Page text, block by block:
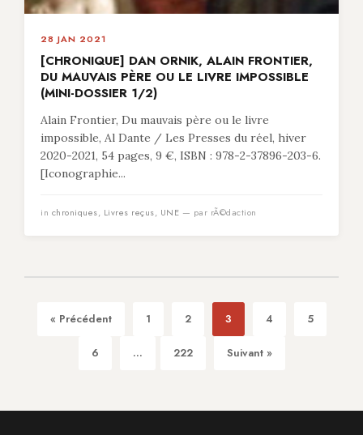
28 JAN 2021
[CHRONIQUE] DAN ORNIK, ALAIN FRONTIER,
DU MAUVAIS PÈRE OU LE LIVRE IMPOSSIBLE
(MINI-DOSSIER 1/2)
Alain Frontier, Du mauvais père ou le livre
impossible, Al Dante / Les Presses du réel, hiver
2020-2021, 54 pages, 9 €, ISBN : 978-2-37896-203-6.
[Iconographie...
in chroniques, Livres reçus, UNE — par rÃ©daction
« Précédent 1 2 3 4 5
6 ... 222 Suivant »